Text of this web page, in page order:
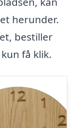
herunder.
bestiller
få klik.